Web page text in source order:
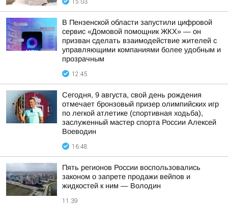
15:03
В Пензенской области запустили цифровой
сервис «Домовой помощник ЖКХ» — он
призван сделать взаимодействие жителей с
управляющими компаниями более удобным и
прозрачным
12:45
Сегодня, 9 августа, свой день рождения
отмечает бронзовый призер олимпийских игр
по легкой атлетике (спортивная ходьба),
заслуженный мастер спорта России Алексей
Воеводин
16:48
Пять регионов России воспользовались
законом о запрете продажи вейпов и
жидкостей к ним — Володин
11:39